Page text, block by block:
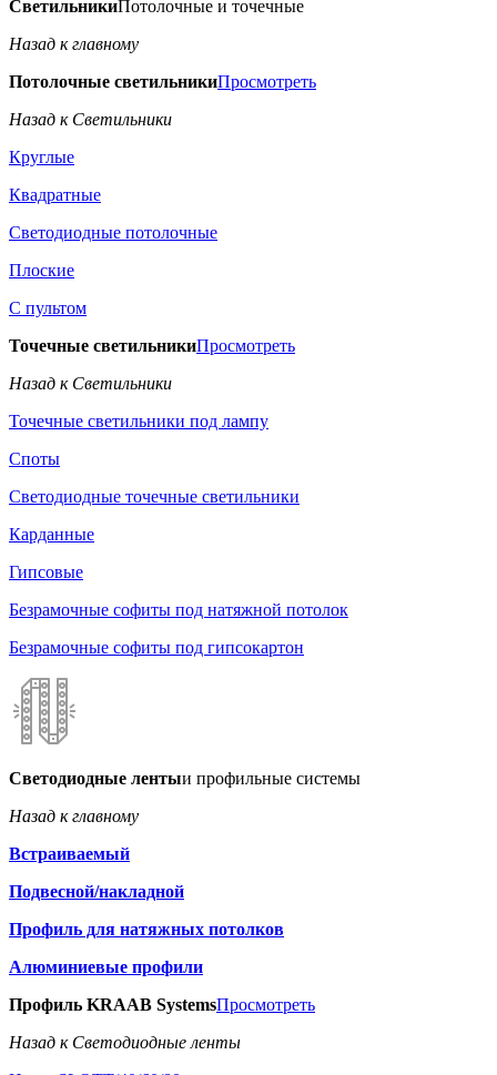
СветильникиПотолочные и точечные
Назад к главному
Потолочные светильникиПросмотреть
Назад к Светильники
Круглые
Квадратные
Светодиодные потолочные
Плоские
С пультом
Точечные светильникиПросмотреть
Назад к Светильники
Точечные светильники под лампу
Споты
Светодиодные точечные светильники
Карданные
Гипсовые
Безрамочные софиты под натяжной потолок
Безрамочные софиты под гипсокартон
Светодиодные лентыи профильные системы
Назад к главному
Встраиваемый
Подвесной/накладной
Профиль для натяжных потолков
Алюминиевые профили
Профиль KRAAB SystemsПросмотреть
Назад к Светодиодные ленты